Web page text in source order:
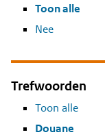
Toon alle
Nee
Trefwoorden
Toon alle
Douane